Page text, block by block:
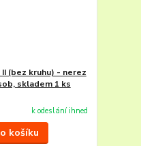
(bez kruhu) - nerez
skladem 1 ks
k odeslání ihned
košíku